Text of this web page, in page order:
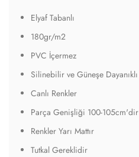
Elyaf Tabanlı
180gr/m2
PVC İçermez
Silinebilir ve Güneşe Dayanıklı
Canlı Renkler
Parça Genişliği 100-105cm'dir
Renkler Yarı Mattır
Tutkal Gereklidir